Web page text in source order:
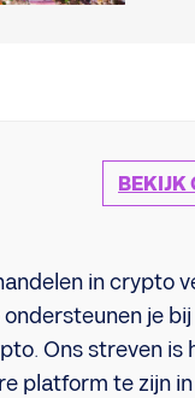
BEKIJK
in crypto
je
Ons streven is
platform te zijn